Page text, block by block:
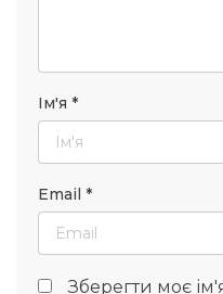
Ім'я *
Email *
Зберегти моє